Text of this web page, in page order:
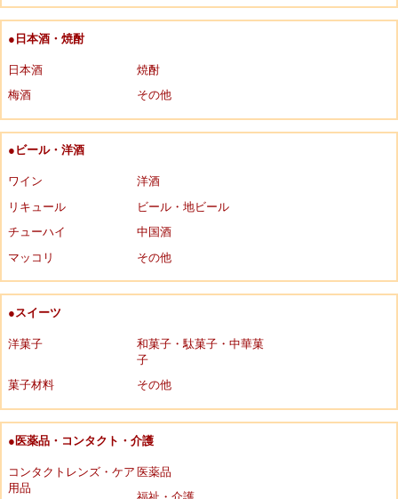
●日本酒・焼酎
日本酒
焼酎
梅酒
その他
●ビール・洋酒
ワイン
洋酒
リキュール
ビール・地ビール
チューハイ
中国酒
マッコリ
その他
●スイーツ
洋菓子
和菓子・駄菓子・中華菓
子
菓子材料
その他
●医薬品・コンタクト・介護
コンタクトレンズ・ケア
用品
医薬品